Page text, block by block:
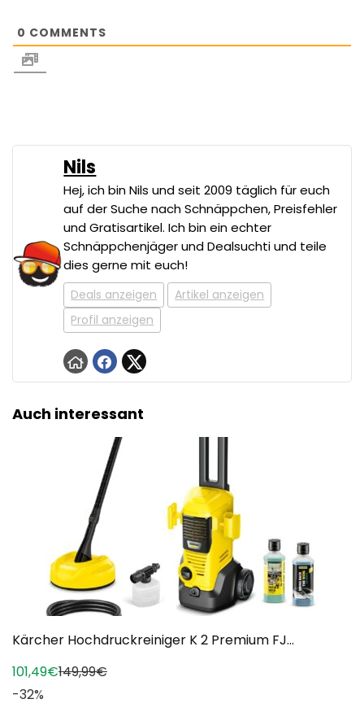
0 COMMENTS
Nils
Hej, ich bin Nils und seit 2009 täglich für euch
auf der Suche nach Schnäppchen, Preisfehler
und Gratisartikel. Ich bin ein echter
Schnäppchenjäger und Dealsuchti und teile
dies gerne mit euch!
Deals anzeigen
Artikel anzeigen
Profil anzeigen
Auch interessant
Kärcher Hochdruckreiniger K 2 Premium FJ...
101,49€149,99€
-32%